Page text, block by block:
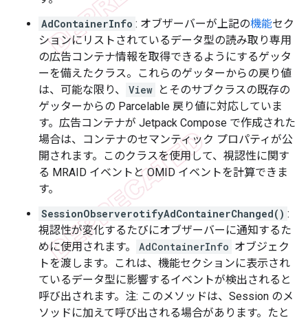
AdContainerInfo : オブザーバーが上記の機能セク
ションにリストされているデータ型の読み取り専用
の広告コンテナ情報を取得できるようにするゲッタ
ーを備えたクラス。これらのゲッターからの戻り値
は、可能な限り、
View とそのサブクラスの既存の
ゲッターからの Parcelable 戻り値に対応していま
す。広告コンテナが Jetpack Compose で作成された
場合は、コンテナのセマンティック プロパティが公
開されます。このクラスを使用して、視認性に関す
る MRAID イベントと OMID イベントを計算できま
す。
SessionObserverotifyAdContainerChanged() :
視認性が変化するたびにオブザーバーに通知するた
めに使用されます。
AdContainerInfo オブジェク
トを渡します。これは、機能セクションに表示され
ているデータ型に影響するイベントが検出されると
呼び出されます。注: このメソッドは、Session のメ
ソッドに加えて呼び出される場合があります。たと